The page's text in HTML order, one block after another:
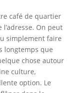
café de quartier
On peut
simplement faire
longtemps que
chose autour
culture,
option. Le